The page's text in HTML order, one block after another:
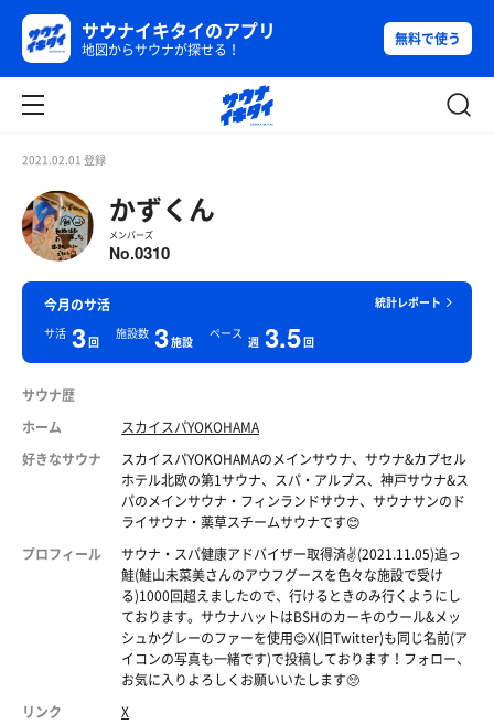
サウナイキタイのアプリ
地図からサウナが探せる！
無料で使う
2021.02.01 登録
かずくん
メンバーズ
No.0310
統計レポート
今月のサ活
サ活 3回
施設数 3施設
ペース
週 3.5回
サウナ歴
ホーム
スカイスパYOKOHAMA
好きなサウナ
スカイスパYOKOHAMAのメインサウナ、サウナ&カプセル
ホテル北欧の第1サウナ、スパ・アルプス、神戸サウナ&ス
パのメインサウナ・フィンランドサウナ、サウナサンのド
ライサウナ・薬草スチームサウナです😊
プロフィール
サウナ・スパ健康アドバイザー取得済✌️(2021.11.05)追っ
鮭(鮭山未菜美さんのアウフグースを色々な施設で受け
る)1000回超えましたので、行けるときのみ行くようにし
ております。サウナハットはBSHのカーキのウール&メッ
シュかグレーのファーを使用😊X(旧Twitter)も同じ名前(ア
イコンの写真も一緒です)で投稿しております！フォロー、
お気に入りよろしくお願いいたします🥺
リンク
X